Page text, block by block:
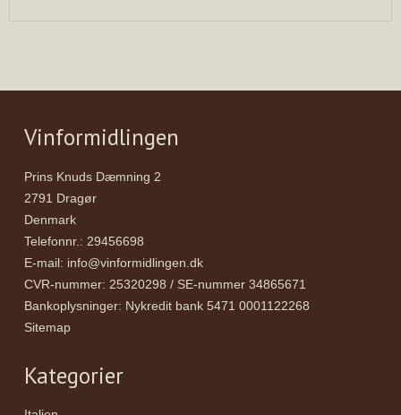
Vinformidlingen
Prins Knuds Dæmning 2
2791 Dragør
Denmark
Telefonnr. : 29456698
E-mail: info@vinformidlingen.dk
CVR-nummer: 25320298 / SE-nummer 34865671
Bankoplysninger: Nykredit bank 5471 0001122268
Sitemap
Kategorier